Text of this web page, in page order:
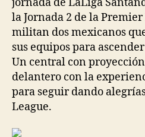
la Jornada 2 de la
militan dos mexicanos
sus equipos para
Un central con
delantero con la
para seguir dando
League.